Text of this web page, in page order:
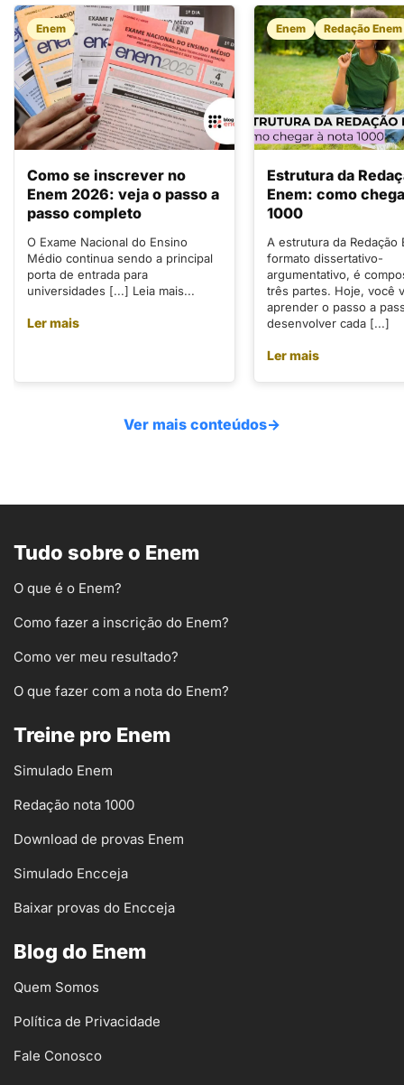
Enem
Como se inscrever no
Enem 2026: veja o passo a
passo completo
O Exame Nacional do Ensino
Médio continua sendo a principal
porta de entrada para
universidades [...] Leia mais...
Ler mais
Enem Redação Enem
Estrutura da
Enem: como
1000
A estrutura da Redação
formato dissertativo-
argumentativo, é
três partes. Hoje, você
aprender o passo a
desenvolver cada [...]
Ler mais
Ver mais conteúdos→
Tudo sobre o Enem
O que é o Enem?
Como fazer a inscrição do Enem?
Como ver meu resultado?
O que fazer com a nota do Enem?
Treine pro Enem
Simulado Enem
Redação nota 1000
Download de provas Enem
Simulado Encceja
Baixar provas do Encceja
Blog do Enem
Quem Somos
Política de Privacidade
Fale Conosco